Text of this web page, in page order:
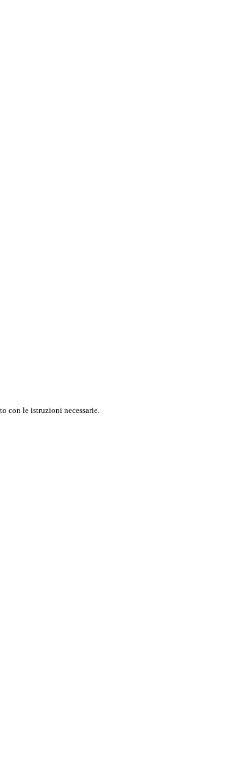
con le istruzioni necessarie.